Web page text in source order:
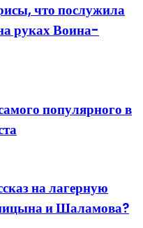
что послужила
руках Воина-
популярного в
на лагерную
и Шаламова?